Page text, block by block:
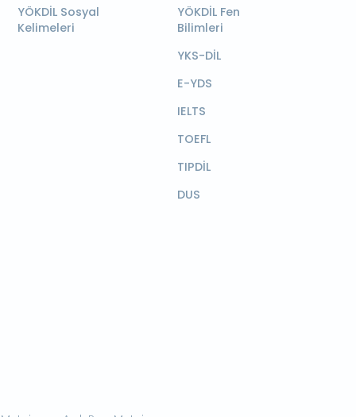
YÖKDİL Sosyal
Kelimeleri
YÖKDİL Fen
Bilimleri
YKS-DİL
E-YDS
IELTS
TOEFL
TIPDİL
DUS